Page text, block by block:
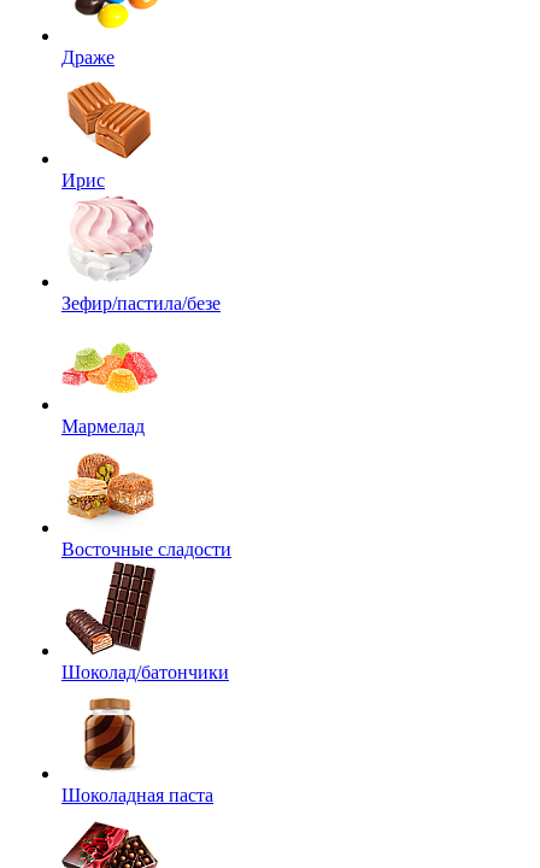
Драже
Ирис
Зефир/пастила/безе
Мармелад
Восточные сладости
Шоколад/батончики
Шоколадная паста